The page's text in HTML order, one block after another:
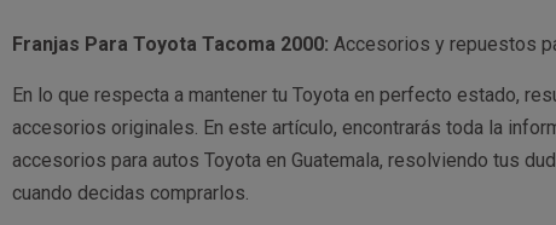
Franjas Para Toyota Tacoma 2000: Accesorios y repuestos
En lo que respecta a mantener tu Toyota en perfecto estado,
accesorios originales. En este artículo, encontrarás toda la
accesorios para autos Toyota en Guatemala, resolviendo tus
cuando decidas comprarlos.